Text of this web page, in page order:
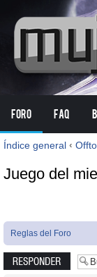
Foro FAQ
Índice general ‹
Juego del
Reglas del Foro
Publicar una
respuesta